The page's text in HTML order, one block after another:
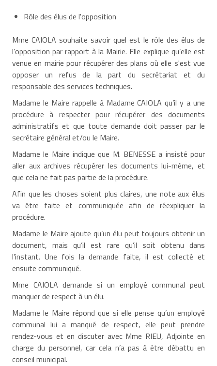
Rôle des élus de l'opposition
Mme CAIOLA souhaite savoir quel est le rôle des élus de
l’opposition par rapport à la Mairie. Elle explique qu’elle est
venue en mairie pour récupérer des plans où elle s'est vue
opposer un refus de la part du secrétariat et du
responsable des services techniques.
Madame le Maire rappelle à Madame CAIOLA qu’il y a une
procédure à respecter pour récupérer des documents
administratifs et que toute demande doit passer par le
secrétaire général et/ou le Maire.
Madame le Maire indique que M. BENESSE a insisté pour
aller aux archives récupérer les documents lui-même, et
que cela ne fait pas partie de la procédure.
Afin que les choses soient plus claires, une note aux élus
va être faite et communiquée afin de réexpliquer la
procédure.
Madame le Maire ajoute qu’un élu peut toujours obtenir un
document, mais qu’il est rare qu’il soit obtenu dans
l’instant. Une fois la demande faite, il est collecté et
ensuite communiqué.
Mme CAIOLA demande si un employé communal peut
manquer de respect à un élu.
Madame le Maire répond que si elle pense qu’un employé
communal lui a manqué de respect, elle peut prendre
rendez-vous et en discuter avec Mme RIEU, Adjointe en
charge du personnel, car cela n’a pas à être débattu en
conseil municipal.